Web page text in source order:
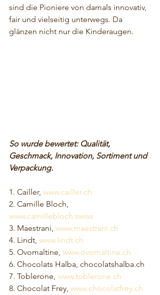
sind die Pioniere von damals innovativ,
fair und vielseitig unterwegs. Da
glänzen nicht nur die Kinderaugen.
So wurde bewertet: Qualität,
Geschmack, Innovation, Sortiment und
Verpackung.
1. Cailler, www.cailler.ch
2. Camille Bloch,
www.camillebloch.swiss
3. Maestrani, www.maestrani.ch
4. Lindt, www.lindt.ch
5. Ovomaltine, www.ovomaltine.ch
6. Chocolats Halba, chocolatshalba.ch
7. Toblerone, www.toblerone.ch
8. Chocolat Frey, www.chocolatfrey.ch